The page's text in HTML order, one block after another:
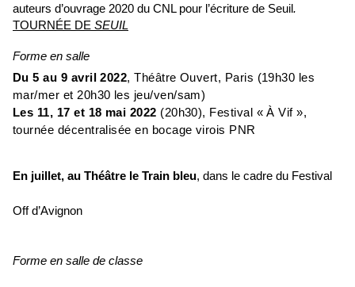
auteurs d’ouvrage 2020 du CNL pour l’écriture de Seuil.
TOURNÉE DE SEUIL
Forme en salle
Du 5 au 9 avril 2022, Théâtre Ouvert, Paris (19h30 les
mar/mer et 20h30 les jeu/ven/sam)
Les 11, 17 et 18 mai 2022 (20h30), Festival « À Vif »,
tournée décentralisée en bocage virois PNR
En juillet, au Théâtre le Train bleu, dans le cadre du Festival
Off d’Avignon
Forme en salle de classe